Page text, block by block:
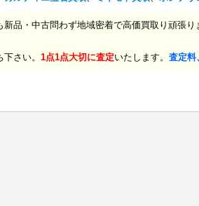
品・中古問わず地域密着で高価買取り頑張り
さい。 1点1点大切に査定いたします。 査定料